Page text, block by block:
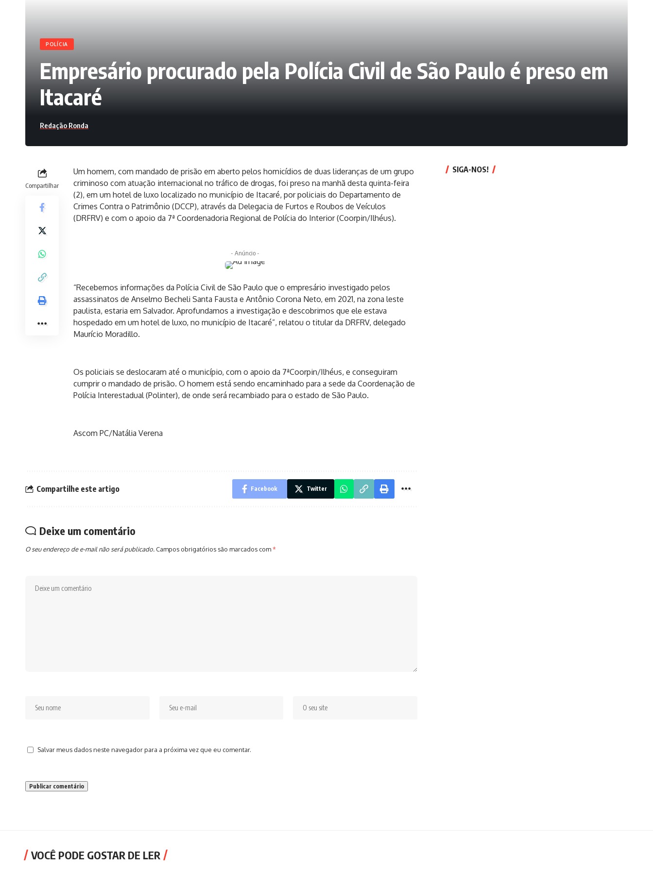
POLÍCIA
Empresário procurado pela Polícia Civil de São Paulo é preso em
Itacaré
Redação Ronda
Compartilhar
Um homem, com mandado de prisão em aberto pelos homicídios de duas lideranças de um grupo
criminoso com atuação internacional no tráfico de drogas, foi preso na manhã desta quinta-feira
(2), em um hotel de luxo localizado no município de Itacaré, por policiais do Departamento de
Crimes Contra o Patrimônio (DCCP), através da Delegacia de Furtos e Roubos de Veículos
(DRFRV) e com o apoio da 7ª Coordenadoria Regional de Polícia do Interior (Coorpin/Ilhéus).
- Anúncio -
“Recebemos informações da Polícia Civil de São Paulo que o empresário investigado pelos
assassinatos de Anselmo Becheli Santa Fausta e Antônio Corona Neto, em 2021, na zona leste
paulista, estaria em Salvador. Aprofundamos a investigação e descobrimos que ele estava
hospedado em um hotel de luxo, no município de Itacaré”, relatou o titular da DRFRV, delegado
Maurício Moradillo.
Os policiais se deslocaram até o município, com o apoio da 7ªCoorpin/Ilhéus, e conseguiram
cumprir o mandado de prisão. O homem está sendo encaminhado para a sede da Coordenação de
Polícia Interestadual (Polinter), de onde será recambiado para o estado de São Paulo.
Ascom PC/Natália Verena
Compartilhe este artigo Facebook Twitter
Deixe um comentário
O seu endereço de e-mail não será publicado. Campos obrigatórios são marcados com*
Salvar meus dados neste navegador para a próxima vez que eu comentar.
SIGA-NOS!
VOCÊ PODE GOSTAR DE LER